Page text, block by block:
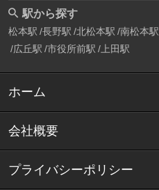
駅から探す
松本駅 長野駅 北松本駅 南松本駅
広丘駅 市役所前駅 上田駅
ホーム
会社概要
プライバシーポリシー